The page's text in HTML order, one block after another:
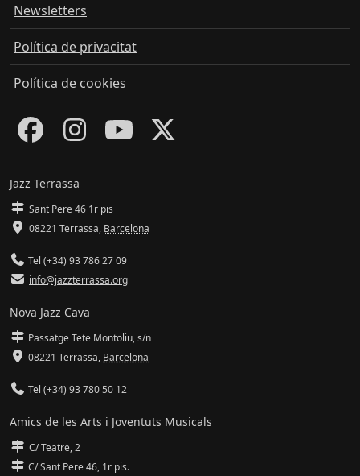
Newsletters
Política de privacitat
Política de cookies
Jazz Terrassa
Sant Pere 46 1r pis
08221 Terrassa, Barcelona
Tel (+34) 93 786 27 09
info@jazzterrassa.org
Nova Jazz Cava
Passatge Tete Montoliu, s/n
08221 Terrassa, Barcelona
Tel (+34) 93 780 50 12
Amics de les Arts i Joventuts Musicals
C/ Teatre, 2
C/ Sant Pere 46, 1r pis.